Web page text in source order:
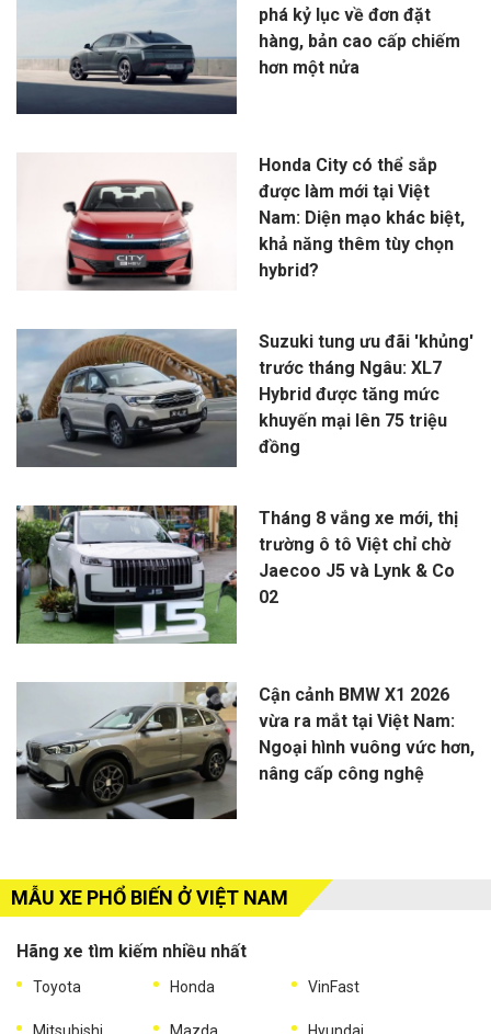
phá kỷ lục về đơn đặt
hàng, bản cao cấp chiếm
hơn một nửa
Honda City có thể sắp
được làm mới tại Việt
Nam: Diện mạo khác biệt,
khả năng thêm tùy chọn
hybrid?
Suzuki tung ưu đãi 'khủng'
trước tháng Ngâu: XL7
Hybrid được tăng mức
khuyến mại lên 75 triệu
đồng
Tháng 8 vắng xe mới, thị
trường ô tô Việt chỉ chờ
Jaecoo J5 và Lynk & Co
02
Cận cảnh BMW X1 2026
vừa ra mắt tại Việt Nam:
Ngoại hình vuông vức hơn,
nâng cấp công nghệ
MẪU XE PHỔ BIẾN Ở VIỆT NAM
Hãng xe tìm kiếm nhiều nhất
Toyota Honda VinFast